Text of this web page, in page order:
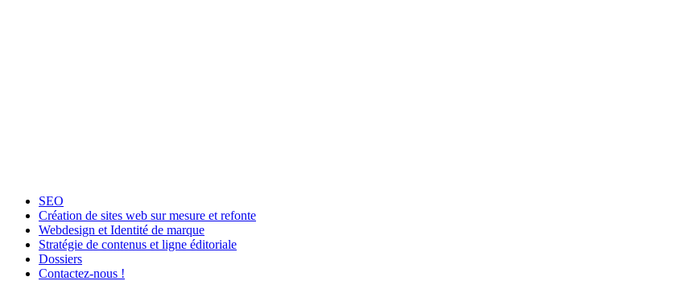
SEO
Création de sites web sur mesure et refonte
Webdesign et Identité de marque
Stratégie de contenus et ligne éditoriale
Dossiers
Contactez-nous !